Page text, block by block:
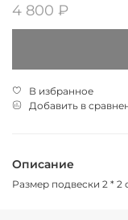
4 800 ₽
В избранное
Добавить в
Описание
Размер подвески 2 * 2